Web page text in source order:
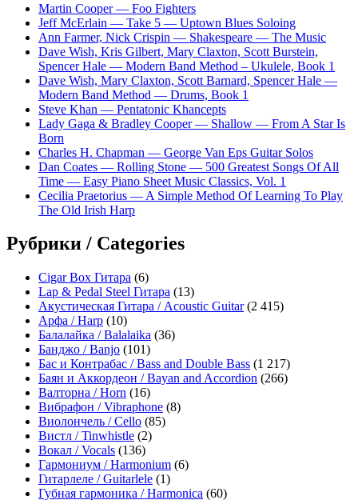
Martin Cooper — Foo Fighters
Jeff McErlain — Take 5 — Uptown Blues Soloing
Ann Farmer, Nick Crispin — Shakespeare — The Music
Dave Wish, Kris Gilbert, Mary Claxton, Scott Burstein,
Spencer Hale — Modern Band Method – Ukulele, Book 1
Dave Wish, Mary Claxton, Scott Barnard, Spencer Hale —
Modern Band Method — Drums, Book 1
Steve Khan — Pentatonic Khancepts
Lady Gaga & Bradley Cooper — Shallow — From A Star Is
Born
Charles H. Chapman — George Van Eps Guitar Solos
Dan Coates — Rolling Stone — 500 Greatest Songs Of All
Time — Easy Piano Sheet Music Classics, Vol. 1
Cecilia Praetorius — A Simple Method Of Learning To Play
The Old Irish Harp
Рубрики / Categories
Cigar Box Гитара (6)
Lap & Pedal Steel Гитара (13)
Акустическая Гитара / Acoustic Guitar(2 415)
Арфа / Harp (10)
Балалайка / Balalaika (36)
Банджо / Banjo (101)
Бас и Контрабас / Bass and Double Bass (1 217)
Баян и Аккордеон / Bayan and Accordion (266)
Валторна / Horn (16)
Вибрафон / Vibraphone (8)
Виолончель / Cello (85)
Вистл / Tinwhistle (2)
Вокал / Vocals (136)
Гармониум / Harmonium (6)
Гитарлеле / Guitarlele (1)
Губная гармоника / Harmonica (60)